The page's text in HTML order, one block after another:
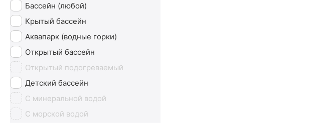
Урология
Эндокринная система
Бассейн (любой)
Крытый бассейн
Аквапарк (водные горки)
Открытый бассейн
Открытый подогреваемый
Детский бассейн
С минеральной водой
С морской водой